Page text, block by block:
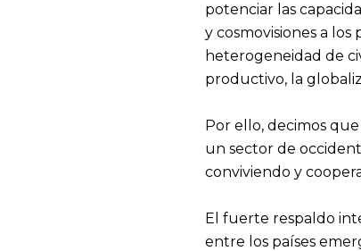
potenciar las
y cosmovisiones a
heterogeneidad de
productivo, la
Por ello, decimos
un sector de
conviviendo y
El fuerte respaldo
entre los países